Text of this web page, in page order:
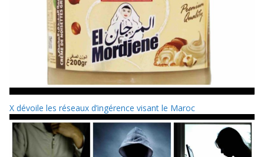
X dévoile les réseaux d’ingérence visant le Maroc